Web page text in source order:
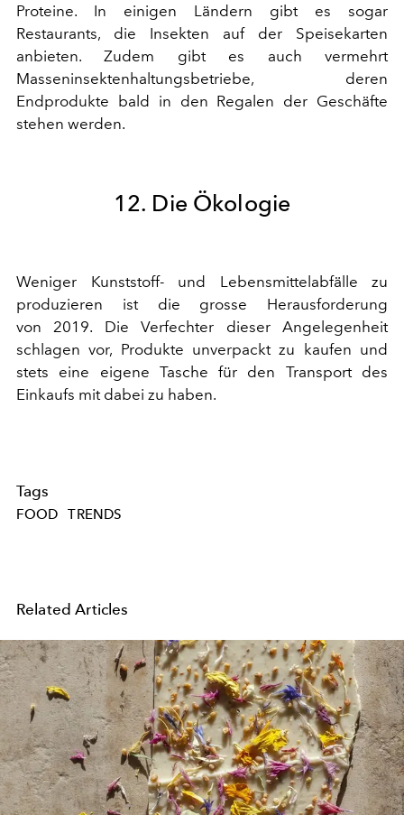
Proteine. In einigen Ländern gibt es sogar
Restaurants, die Insekten auf der Speisekarten
anbieten. Zudem gibt es auch vermehrt
Masseninsektenhaltungsbetriebe, deren
Endprodukte bald in den Regalen der Geschäfte
stehen werden.
12. Die Ökologie
Weniger Kunststoff- und Lebensmittelabfälle zu
produzieren ist die grosse Herausforderung
von 2019. Die Verfechter dieser Angelegenheit
schlagen vor, Produkte unverpackt zu kaufen und
stets eine eigene Tasche für den Transport des
Einkaufs mit dabei zu haben.
Tags
FOOD TRENDS
Related Articles